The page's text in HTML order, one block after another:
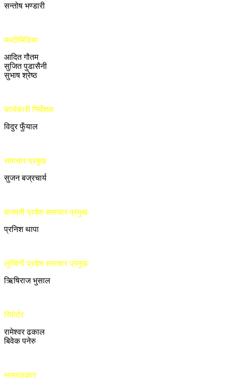
सन्तोष भण्डारी
मल्टीमिडिया
आदित गौतम
सुजित पुडासैनी
सुभाष श्रेष्ठ
कार्यकारी निर्देशक
विदुर फुँयाल
समाचार प्रमुख
सुजन बज्रचार्य
बागमती प्रदेश समाचार प्रमुख
प्रनिश थापा
लुम्बिनी प्रदेश समाचार प्रमुख
ऋिषिराज भुसाल
रिपोर्टर
रामेश्वर ढकाल
बिवेक पनेरु
सल्लाहकार